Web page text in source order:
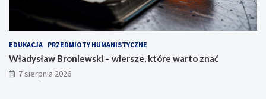
EDUKACJA PRZEDMIOTY HUMANISTYCZNE
Władysław Broniewski – wiersze, które warto znać
7 sierpnia 2026